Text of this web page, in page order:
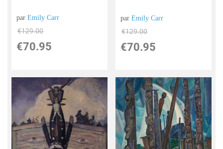
parEmily Carr
€129.00
€70.95
parEmily Carr
€129.00
€70.95